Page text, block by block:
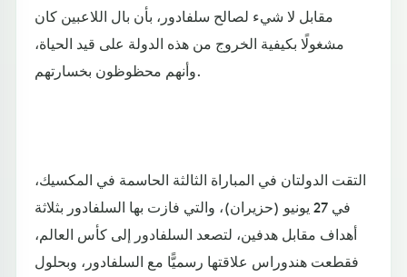
مقابل لا شيء لصالح سلفادور، بأن بال اللاعبين كان
مشغولًا بكيفية الخروج من هذه الدولة على قيد الحياة،
وأنهم محظوظون بخسارتهم.
التقت الدولتان في المباراة الثالثة الحاسمة في المكسيك،
في 27 يونيو (حزيران)، والتي فازت بها السلفادور بثلاثة
أهداف مقابل هدفين، لتصعد السلفادور إلى كأس العالم،
فقطعت هندوراس علاقتها رسميًّا مع السلفادور، وبحلول